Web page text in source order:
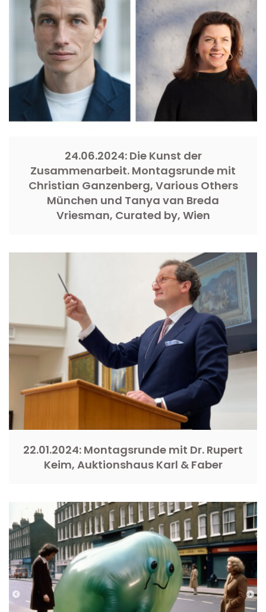
24.06.2024: Die Kunst der
Zusammenarbeit. Montagsrunde mit
Christian Ganzenberg, Various Others
München und Tanya van Breda
Vriesman, Curated by, Wien
22.01.2024: Montagsrunde mit Dr. Rupert
Keim, Auktionshaus Karl & Faber